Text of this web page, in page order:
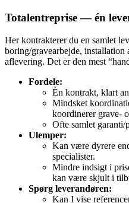
Totalentreprise — én
Her kontrakterer du en samlet
boring/gravearbejde,
aflevering. Det er den mest
Fordele:
Én kontrakt, klart
Mindsket
koordinerer grave-
Ofte samlet
Ulemper:
Kan være dyrere
specialister.
Mindre indsigt i
kan være skjult i
Spørg leverandøren:
Kan I vise